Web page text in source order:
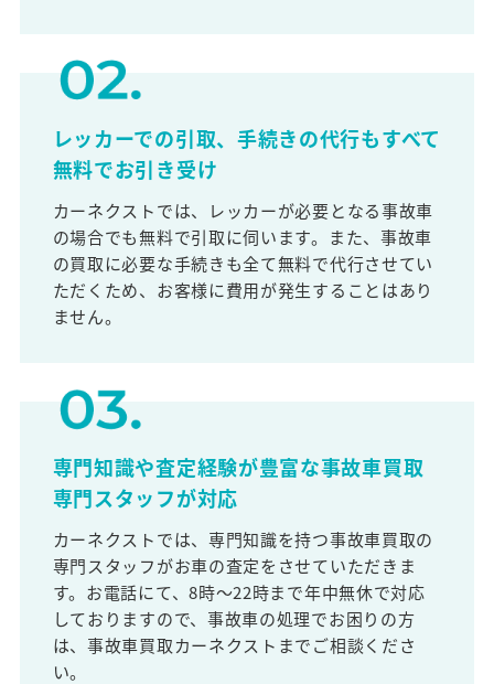
レッカーでの引取、手続きの代行もすべて
無料でお引き受け
カーネクストでは、レッカーが必要となる事故車
の場合でも無料で引取に伺います。また、事故車
の買取に必要な手続きも全て無料で代行させてい
ただくため、お客様に費用が発生することはあり
ません。
専門知識や査定経験が豊富な事故車買取
専門スタッフが対応
カーネクストでは、専門知識を持つ事故車買取の
専門スタッフがお車の査定をさせていただきま
す。お電話にて、8時～22時まで年中無休で対応
しておりますので、事故車の処理でお困りの方
は、事故車買取カーネクストまでご相談くださ
い。